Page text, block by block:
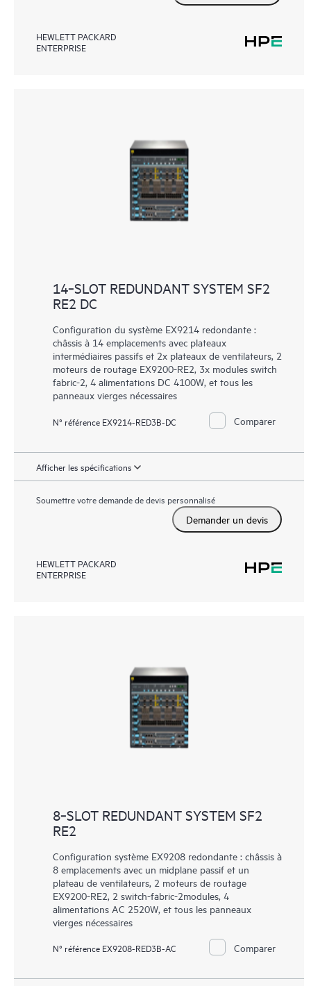
HEWLETT PACKARD
ENTERPRISE
14‑SLOT REDUNDANT SYSTEM SF2
RE2 DC
Configuration du système EX9214 redondante :
châssis à 14 emplacements avec plateaux
intermédiaires passifs et 2x plateaux de ventilateurs, 2
moteurs de routage EX9200-RE2, 3x modules switch
fabric-2, 4 alimentations DC 4100W, et tous les
panneaux vierges nécessaires
N° référence EX9214-RED3B-DC Comparer
Afficher les spécifications
Soumettre votre demande de devis personnalisé
Demander un devis
HEWLETT PACKARD
ENTERPRISE
8‑SLOT REDUNDANT SYSTEM SF2
RE2
Configuration système EX9208 redondante : châssis à
8 emplacements avec un midplane passif et un
plateau de ventilateurs, 2 moteurs de routage
EX9200-RE2, 2 switch-fabric-2modules, 4
alimentations AC 2520W, et tous les panneaux
vierges nécessaires
N° référence EX9208-RED3B-AC Comparer